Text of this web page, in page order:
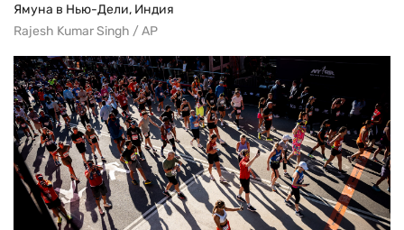
Ямуна в Нью-Дели, Индия
Rajesh Kumar Singh / AP